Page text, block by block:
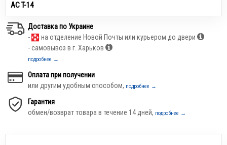
АС T-14
Доставка по Украине
-
на отделение Новой Почты или курьером до двери
- самовывоз в г. Харьков
подробнее →
Оплата при получении
или другим удобным способом, подробнее →
Гарантия
обмен/возврат товара в течение 14 дней, подробнее →